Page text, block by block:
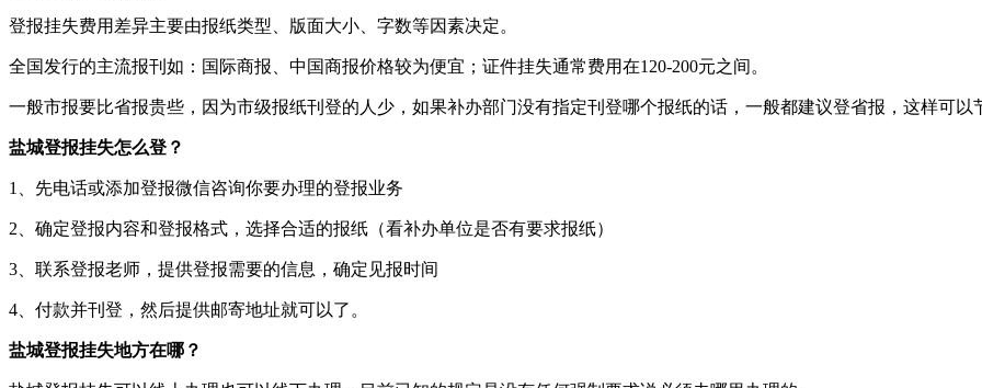
登报挂失费用差异主要由报纸类型、版面大小、字数等因素决定。
全国发行的主流报刊如：国际商报、中国商报价格较为便宜；证件挂失通常费用在120-200元之间。
一般市报要比省报贵些，因为市级报纸刊登的人少，如果补办部门没有指定刊登哪个报纸的话，一般都建议登省报，这样可以
盐城登报挂失怎么登？
1、先电话或添加登报微信咨询你要办理的登报业务
2、确定登报内容和登报格式，选择合适的报纸（看补办单位是否有要求报纸）
3、联系登报老师，提供登报需要的信息，确定见报时间
4、付款并刊登，然后提供邮寄地址就可以了。
盐城登报挂失地方在哪？